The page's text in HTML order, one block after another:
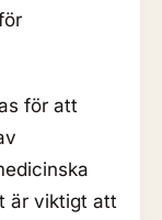
för att
är viktigt att